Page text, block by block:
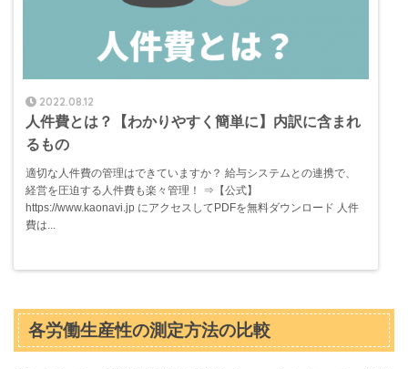
2022.08.12
人件費とは？【わかりやすく簡単に】内訳に含まれ
るもの
適切な人件費の管理はできていますか？ 給与システムとの連携で、
経営を圧迫する人件費も楽々管理！ ⇒【公式】
https://www.kaonavi.jp にアクセスしてPDFを無料ダウンロード 人件
費は...
各労働生産性の測定方法の比較